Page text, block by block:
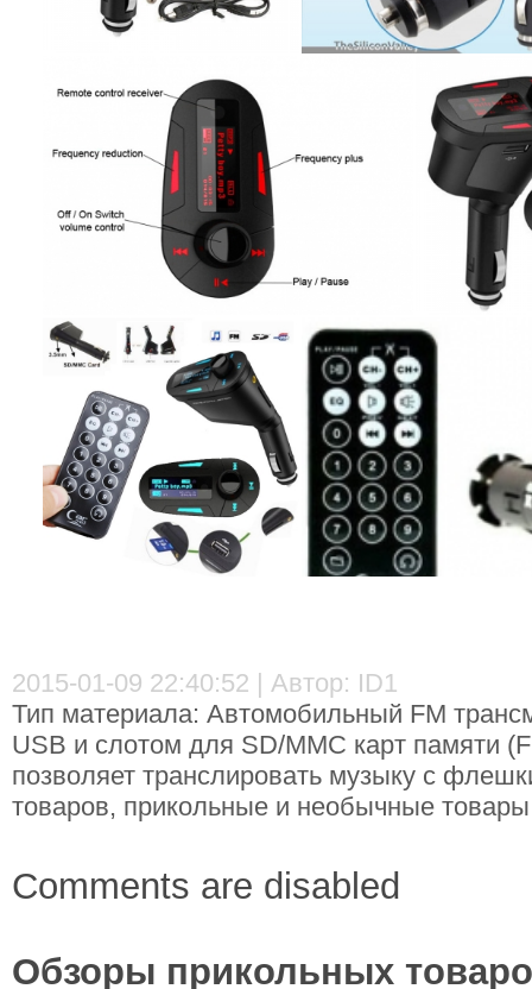
2015-01-09 22:40:52 | Автор: ID1
Тип материала: Автомобильный FM
USB и слотом для SD/MMC карт памяти
позволяет транслировать музыку с
товаров, прикольные и необычные
Comments are disabled
Обзоры прикольных